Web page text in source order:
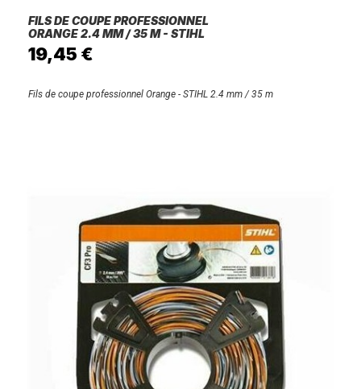
FILS DE COUPE PROFESSIONNEL
ORANGE 2.4 MM / 35 M - STIHL
19,45 €
Fils de coupe professionnel Orange - STIHL 2.4 mm / 35 m